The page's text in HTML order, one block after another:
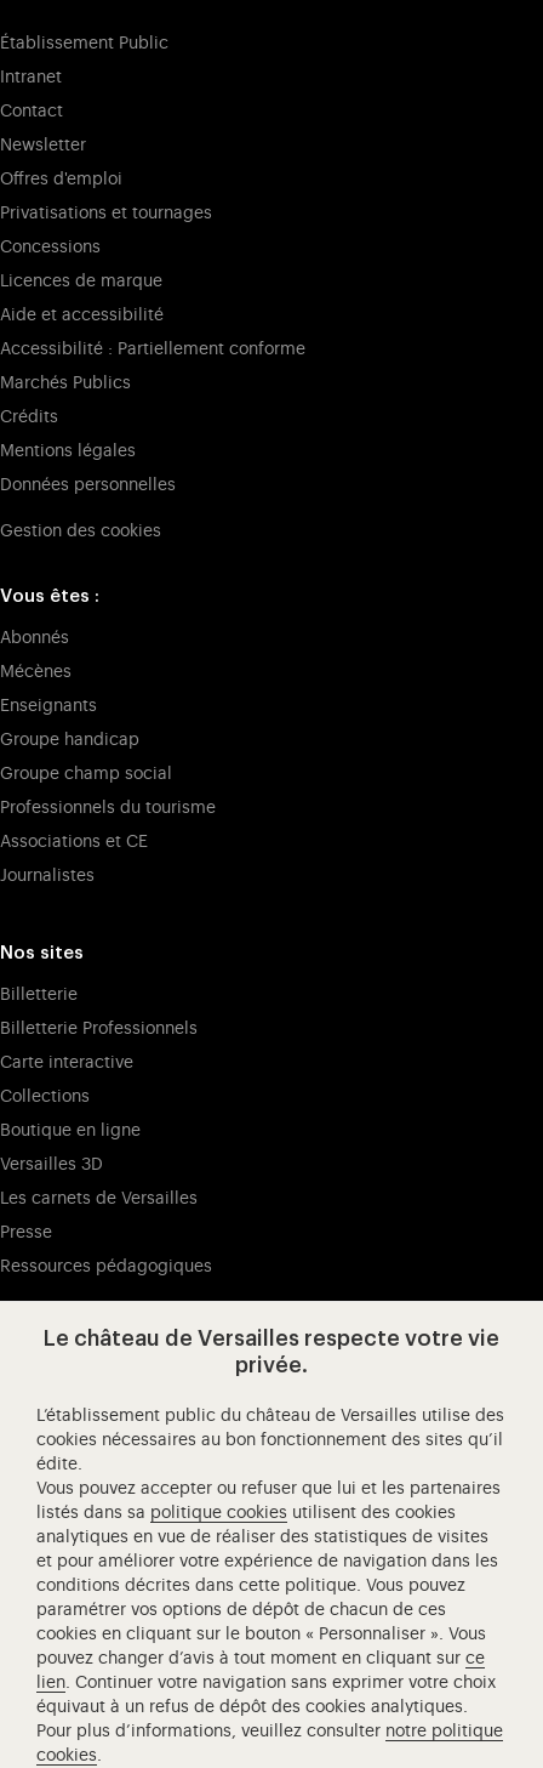
Établissement Public
Intranet
Contact
Newsletter
Offres d'emploi
Privatisations et tournages
Concessions
Licences de marque
Aide et accessibilité
Accessibilité : Partiellement conforme
Marchés Publics
Crédits
Mentions légales
Données personnelles
Gestion des cookies
Vous êtes :
Abonnés
Mécènes
Enseignants
Groupe handicap
Groupe champ social
Professionnels du tourisme
Associations et CE
Journalistes
Nos sites
Billetterie
Billetterie Professionnels
Carte interactive
Collections
Boutique en ligne
Versailles 3D
Les carnets de Versailles
Presse
Ressources pédagogiques
Visitez notre Facebook (ouverture
Visitez notre X (ouverture dans un
Visitez notre Instagram
Visitez notre YouTube
L'Opéra royal de Versailles
Centre de recherche du château de Versailles
Centre de Musique Baroque de Versailles
Réseau des Résidences Royales Européenne
Société des Amis de Versailles
Académie équestre nationale du domaine de Versailles
Campus Versailles
Le château de Versailles respecte votre vie
privée.
L’établissement public du château de Versailles utilise des
cookies nécessaires au bon fonctionnement des sites qu’il
édite.
Vous pouvez accepter ou refuser que lui et les partenaires
listés dans sa politique cookies utilisent des cookies
analytiques en vue de réaliser des statistiques de visites
et pour améliorer votre expérience de navigation dans les
conditions décrites dans cette politique. Vous pouvez
paramétrer vos options de dépôt de chacun de ces
cookies en cliquant sur le bouton « Personnaliser ». Vous
pouvez changer d’avis à tout moment en cliquant surce
lien. Continuer votre navigation sans exprimer votre choix
équivaut à un refus de dépôt des cookies analytiques.
Pour plus d’informations, veuillez consulter notre politique
cookies.